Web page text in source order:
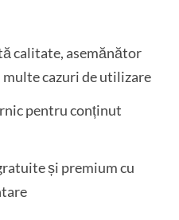
calitate, asemănător
cazuri de utilizare
pentru conținut
și premium cu